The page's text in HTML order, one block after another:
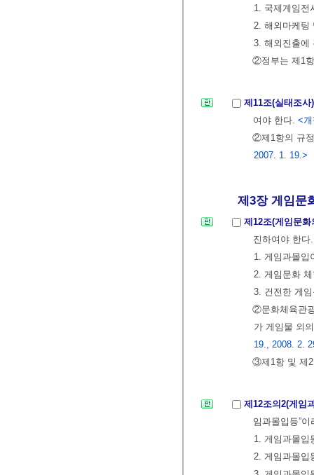
1. 국제게임전
2. 해외마케팅
3. 해외진출에
②정부는 제1
제11조(실태조
여야 한다. <
②제1항의 규
2007. 1. 19.>
제3장 게임문
제12조(게임문
진하여야 한
1. 게임과몰입
2. 게임문화
3. 건전한 게
②문화체육관
가 게임물 외
19., 2008. 2.
③제1항 및 제2
제12조의2(게임
임과몰입등”
1. 게임과몰입
2. 게임과몰입